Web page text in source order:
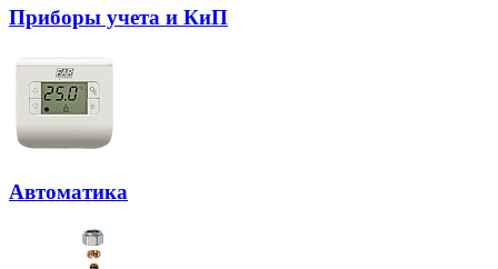
Приборы учета и КиП
Автоматика